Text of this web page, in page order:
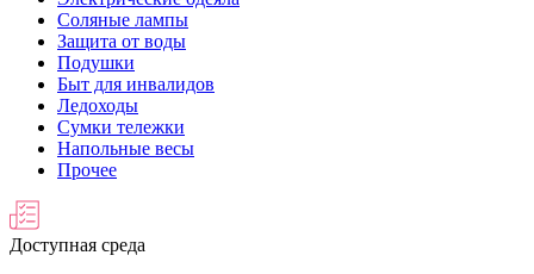
Соляные лампы
Защита от воды
Подушки
Быт для инвалидов
Ледоходы
Сумки тележки
Напольные весы
Прочее
Доступная среда